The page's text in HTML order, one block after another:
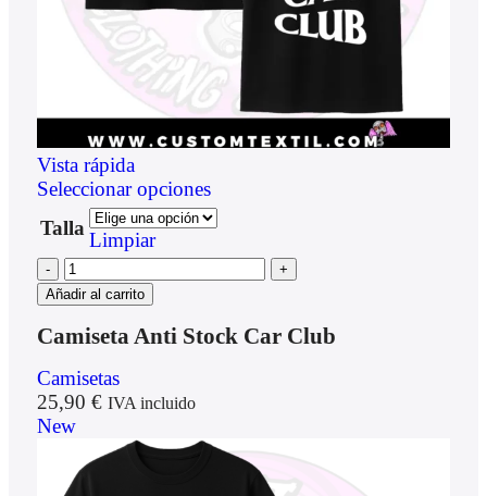
Vista rápida
Seleccionar opciones
Talla
Limpiar
Añadir al carrito
Camiseta Anti Stock Car Club
Camisetas
25,90 € IVA incluido
New